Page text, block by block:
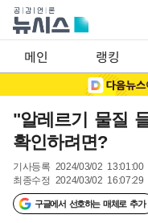
메인 랭킹
"알레르기 물질
확인하려면?
기사등록 2024/03/02 13:01:00
최종수정 2024/03/02 16:07:29
구글에서 선호하는 매체로 추가